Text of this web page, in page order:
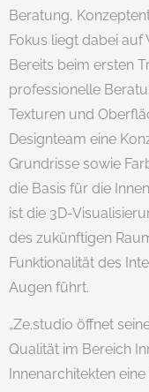
Beratung,
Fokus liegt dabei auf
Bereits beim ersten
professionelle
Texturen und
Designteam eine
Grundrisse sowie
die Basis für die
ist die 3D-
des zukünftigen
Funktionalität des
Augen führt.
„Ze.studio öffnet
Qualität im Bereich
Innenarchitekten